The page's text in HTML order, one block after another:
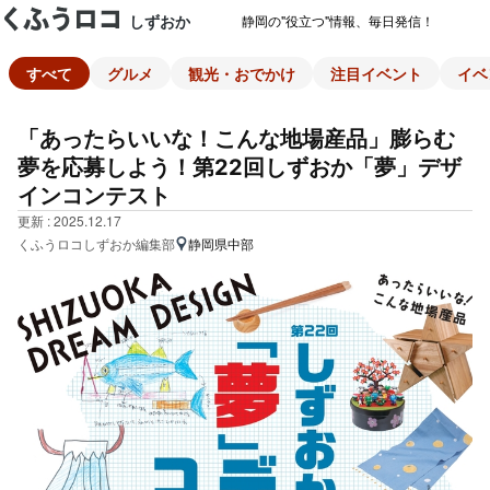
しずおか 静岡の"役立つ"情報、毎日発信！
すべて グルメ 観光・おでかけ 注目イベント イ
「あったらいいな！こんな地場産品」膨らむ
夢を応募しよう！第22回しずおか「夢」デザ
インコンテスト
更新 : 2025.12.17
くふうロコしずおか編集部
静岡県中部